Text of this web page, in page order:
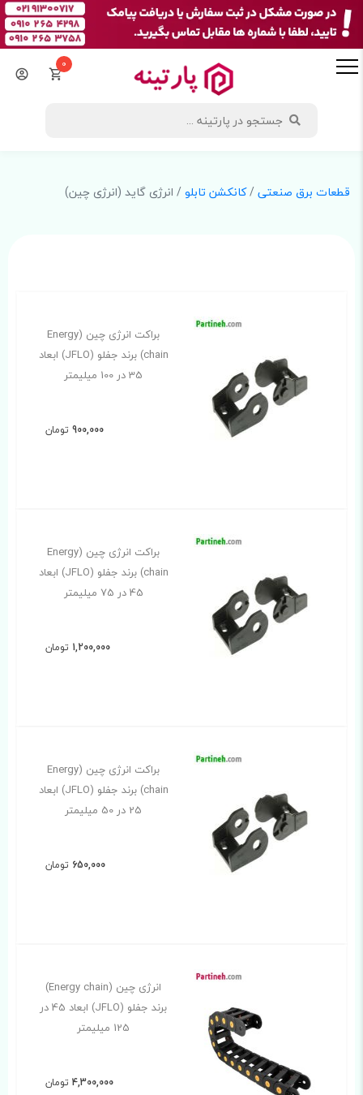
0
قطعات برق صنعتی/کانکشن تابلو/ انرژی گاید (انرژی چین)
براکت انرژی چین (Energy
chain) برند جفلو (JFLO) ابعاد
35 در 100 میلیمتر
900,000 تومان
براکت انرژی چین (Energy
chain) برند جفلو (JFLO) ابعاد
45 در 75 میلیمتر
1,200,000 تومان
براکت انرژی چین (Energy
chain) برند جفلو (JFLO) ابعاد
25 در 50 میلیمتر
650,000 تومان
انرژی چین (Energy chain)
برند جفلو (JFLO) ابعاد 45 در
125 میلیمتر
4,300,000 تومان